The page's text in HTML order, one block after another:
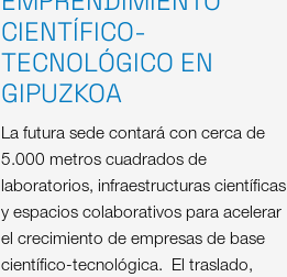
CIENTÍFICO-
TECNOLÓGICO EN
GIPUZKOA
La futura sede contará con cerca de
5.000 metros cuadrados de
laboratorios, infraestructuras científicas
y espacios colaborativos para acelerar
el crecimiento de empresas de base
científico-tecnológica. El traslado,